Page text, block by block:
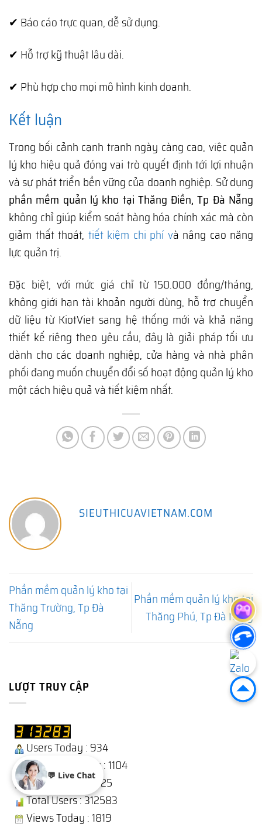
✔ Báo cáo trực quan, dễ sử dụng.
✔ Hỗ trợ kỹ thuật lâu dài.
✔ Phù hợp cho mọi mô hình kinh doanh.
Kết luận
Trong bối cảnh cạnh tranh ngày càng cao, việc quản
lý kho hiệu quả đóng vai trò quyết định tới lợi nhuận
và sự phát triển bền vững của doanh nghiệp. Sử dụng
phần mềm quản lý kho tại Thăng Điền, Tp Đà Nẵng
không chỉ giúp kiểm soát hàng hóa chính xác mà còn
giảm thất thoát, tiết kiệm chi phí và nâng cao năng
lực quản trị.
Đặc biệt, với mức giá chỉ từ 150.000 đồng/tháng,
không giới hạn tài khoản người dùng, hỗ trợ chuyển
dữ liệu từ KiotViet sang hệ thống mới và khả năng
thiết kế riêng theo yêu cầu, đây là giải pháp tối ưu
dành cho các doanh nghiệp, cửa hàng và nhà phân
phối đang muốn chuyển đổi số hoạt động quản lý kho
một cách hiệu quả và tiết kiệm nhất.
SIEUTHICUAVIETNAM.COM
Phần mềm quản lý kho tại
Thăng Trường, Tp Đà
Nẵng
Phần mềm quản lý kho tại
Thăng Phú, Tp Đà Nẵng
LƯỢT TRUY CẬP
Users Today : 934
Users Yesterday : 1104
This Month : 14825
Total Users : 312583
Views Today : 1819
💬 Live Chat